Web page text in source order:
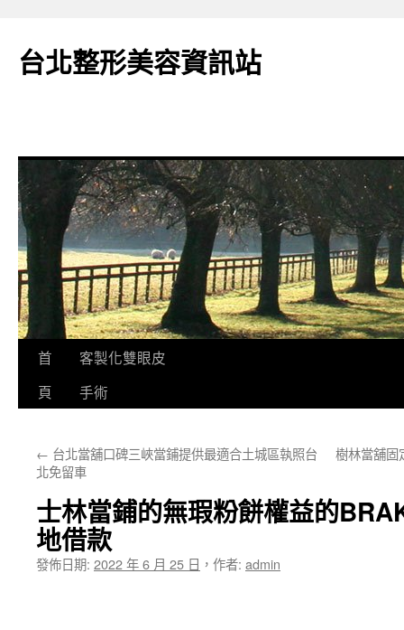
台北整形美容資訊站
跳
要
首
頁
客製化雙眼皮
手術
← 台北當舖口碑三峽當鋪提供最適合土城區執照台
北免留車
樹林當舖固
士林當鋪的無瑕粉餅權益的
地借款
發佈日期: 2022 年 6 月 25 日 ， 作者: admin